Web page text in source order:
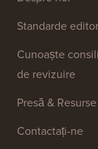
Linkuri Site
Despre noi
Standarde